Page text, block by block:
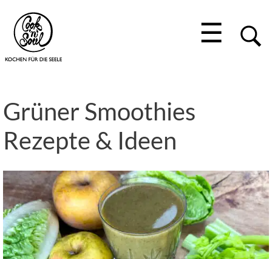
☰
Grüner Smoothies
Rezepte & Ideen